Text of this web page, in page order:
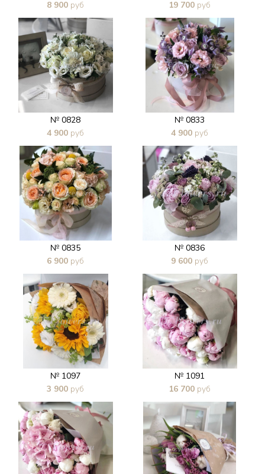
8 900 руб
В 1 клик
19 700 руб
В 1 клик
№ 0828
4 900 руб
В 1 клик
№ 0833
4 900 руб
В 1 клик
№ 0835
6 900 руб
В 1 клик
№ 0836
9 600 руб
В 1 клик
№ 1097
3 900 руб
В 1 клик
№ 1091
16 700 руб
В 1 клик